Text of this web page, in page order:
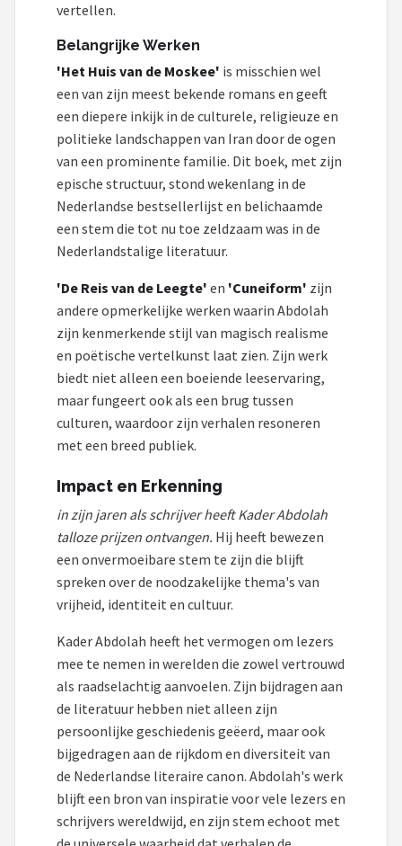
vertellen.
Belangrijke Werken
'Het Huis van de Moskee' is misschien wel
een van zijn meest bekende romans en geeft
een diepere inkijk in de culturele, religieuze en
politieke landschappen van Iran door de ogen
van een prominente familie. Dit boek, met zijn
epische structuur, stond wekenlang in de
Nederlandse bestsellerlijst en belichaamde
een stem die tot nu toe zeldzaam was in de
Nederlandstalige literatuur.
'De Reis van de Leegte' en 'Cuneiform' zijn
andere opmerkelijke werken waarin Abdolah
zijn kenmerkende stijl van magisch realisme
en poëtische vertelkunst laat zien. Zijn werk
biedt niet alleen een boeiende leeservaring,
maar fungeert ook als een brug tussen
culturen, waardoor zijn verhalen resoneren
met een breed publiek.
Impact en Erkenning
in zijn jaren als schrijver heeft Kader Abdolah
talloze prijzen ontvangen. Hij heeft bewezen
een onvermoeibare stem te zijn die blijft
spreken over de noodzakelijke thema's van
vrijheid, identiteit en cultuur.
Kader Abdolah heeft het vermogen om lezers
mee te nemen in werelden die zowel vertrouwd
als raadselachtig aanvoelen. Zijn bijdragen aan
de literatuur hebben niet alleen zijn
persoonlijke geschiedenis geëerd, maar ook
bijgedragen aan de rijkdom en diversiteit van
de Nederlandse literaire canon. Abdolah's werk
blijft een bron van inspiratie voor vele lezers en
schrijvers wereldwijd, en zijn stem echoot met